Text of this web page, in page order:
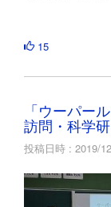
15
「ウーパー
訪問・科学
投稿日時 : 2019/